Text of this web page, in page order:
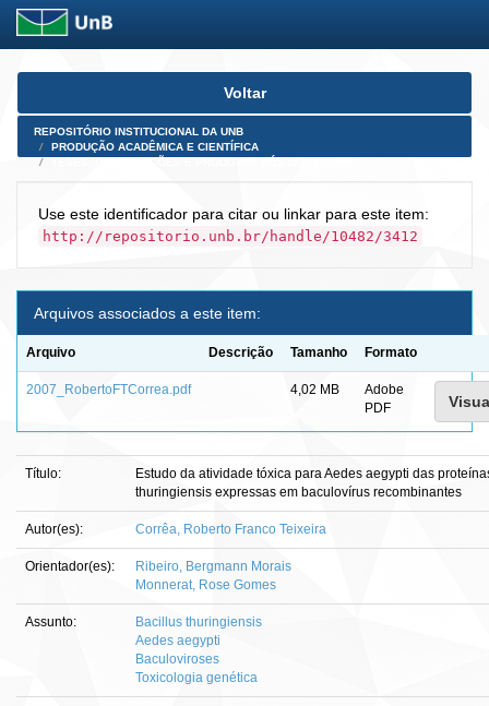
Skip
Voltar
REPOSITÓRIO INSTITUCIONAL DA UNB
PRODUÇÃO ACADÊMICA E CIENTÍFICA
Use este identificador para citar ou linkar para este item:
http://repositorio.unb.br/handle/10482/3412
Arquivos associados a este item:
Arquivo Descrição Tamanho Formato
2007_RobertoFTCorrea.pdf 4,02 MB
Adobe
PDF
Título:
Estudo da atividade tóxica para Aedes aegypti das
thuringiensis expressas em baculovírus recombinantes
Autor(es): Corrêa, Roberto Franco Teixeira
Orientador(es):
Ribeiro, Bergmann Morais
Monnerat, Rose Gomes
Assunto:
Bacillus thuringiensis
Aedes aegypti
Baculoviroses
Toxicologia genética